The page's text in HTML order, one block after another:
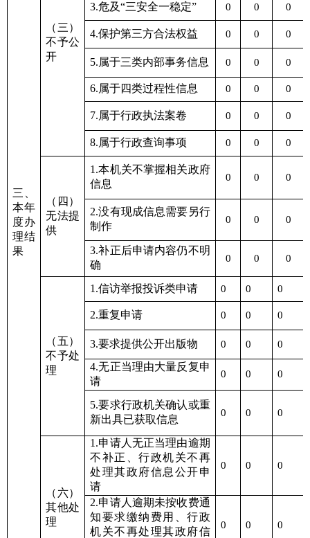
三、
本年
度办
理结
果
（三）
不予公
开
3.危及“三安全一稳定” 0 0 0
4.保护第三方合法权益 0 0 0
5.属于三类内部事务信息 0 0 0
6.属于四类过程性信息 0 0 0
7.属于行政执法案卷 0 0 0
8.属于行政查询事项 0 0 0
（四）
无法提
供
1.本机关不掌握相关政府
信息
0 0 0
2.没有现成信息需要另行
制作
0 0 0
3.补正后申请内容仍不明
确
0 0 0
（五）
不予处
理
1.信访举报投诉类申请 0 0 0
2.重复申请 0 0 0
3.要求提供公开出版物 0 0 0
4.无正当理由大量反复申
请
0 0 0
5.要求行政机关确认或重
新出具已获取信息
0 0 0
（六）
其他处
理
1.申请人无正当理由逾期
不补正、行政机关不再
处理其政府信息公开申
请
0 0 0
2.申请人逾期未按收费通
知要求缴纳费用、行政
机关不再处理其政府信
0 0 0